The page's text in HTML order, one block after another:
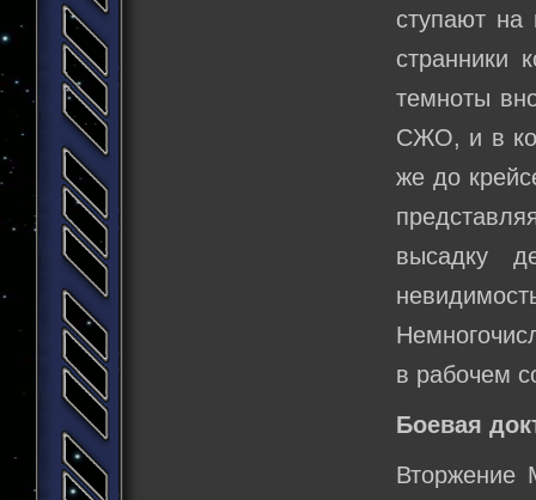
ступают
странники
темноты
СЖО, и в
же до
высадку
в рабочем
Боевая
Вторжение